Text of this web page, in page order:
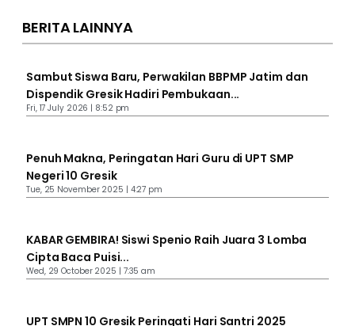
BERITA LAINNYA
Sambut Siswa Baru, Perwakilan BBPMP Jatim dan
Dispendik Gresik Hadiri Pembukaan...
Fri, 17 July 2026 | 8:52 pm
Penuh Makna, Peringatan Hari Guru di UPT SMP
Negeri 10 Gresik
Tue, 25 November 2025 | 4:27 pm
KABAR GEMBIRA! Siswi Spenio Raih Juara 3 Lomba
Cipta Baca Puisi...
Wed, 29 October 2025 | 7:35 am
UPT SMPN 10 Gresik Peringati Hari Santri 2025